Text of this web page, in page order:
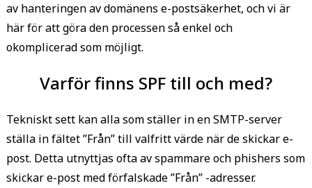
av hanteringen av domänens e-postsäkerhet, och vi är
här för att göra den processen så enkel och
okomplicerad som möjligt.
Varför finns SPF till och med?
Tekniskt sett kan alla som ställer in en SMTP-server
ställa in fältet ”Från” till valfritt värde när de skickar e-
post. Detta utnyttjas ofta av spammare och phishers som
skickar e-post med förfalskade ”Från” -adresser.